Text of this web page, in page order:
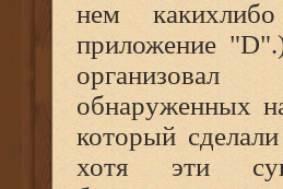
нем
приложение
организовал
обнаруженных
который
хотя эти